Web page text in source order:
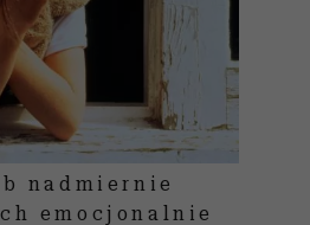
nadmiernie
emocjonalnie